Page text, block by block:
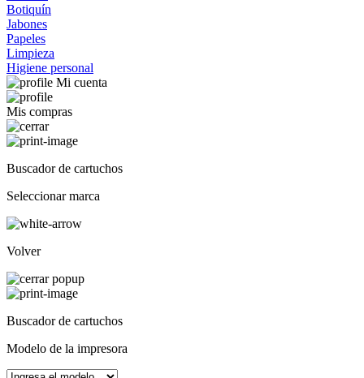
Botiquín
Jabones
Papeles
Limpieza
Higiene personal
Mi cuenta
Mis compras
Buscador de cartuchos
Seleccionar marca
Volver
Buscador de cartuchos
Modelo de la impresora